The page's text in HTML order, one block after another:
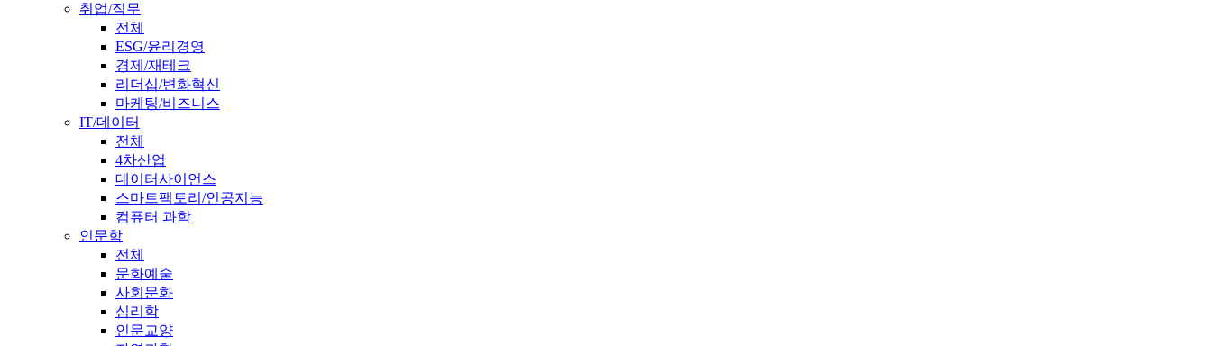
취업/직무
전체
ESG/윤리경영
경제/재테크
리더십/변화혁신
마케팅/비즈니스
IT/데이터
전체
4차산업
데이터사이언스
스마트팩토리/인공지능
컴퓨터 과학
인문학
전체
문화예술
사회문화
심리학
인문교양